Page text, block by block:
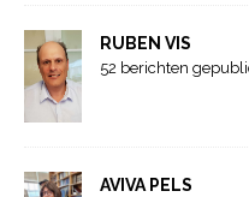
RUBEN VIS
52 berichten
AVIVA PELS